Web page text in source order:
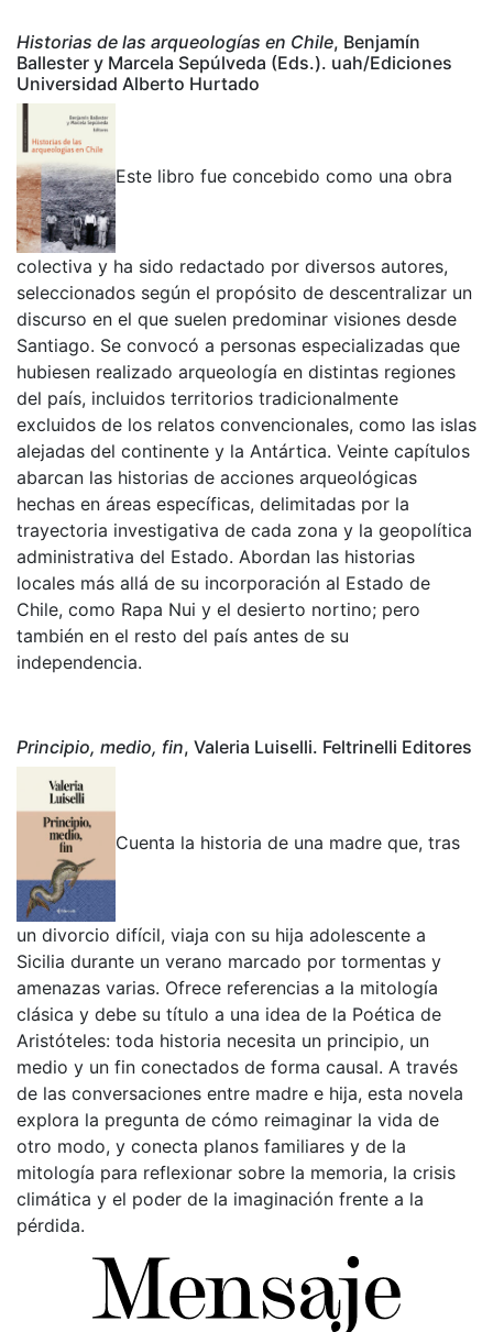
Historias de las arqueologías en Chile, Benjamín
Ballester y Marcela Sepúlveda (Eds.). uah/Ediciones
Universidad Alberto Hurtado
Este libro fue concebido como una obra
colectiva y ha sido redactado por diversos autores,
seleccionados según el propósito de descentralizar un
discurso en el que suelen predominar visiones desde
Santiago. Se convocó a personas especializadas que
hubiesen realizado arqueología en distintas regiones
del país, incluidos territorios tradicionalmente
excluidos de los relatos convencionales, como las islas
alejadas del continente y la Antártica. Veinte capítulos
abarcan las historias de acciones arqueológicas
hechas en áreas específicas, delimitadas por la
trayectoria investigativa de cada zona y la geopolítica
administrativa del Estado. Abordan las historias
locales más allá de su incorporación al Estado de
Chile, como Rapa Nui y el desierto nortino; pero
también en el resto del país antes de su
independencia.
Principio, medio, fin, Valeria Luiselli. Feltrinelli Editores
Cuenta la historia de una madre que, tras
un divorcio difícil, viaja con su hija adolescente a
Sicilia durante un verano marcado por tormentas y
amenazas varias. Ofrece referencias a la mitología
clásica y debe su título a una idea de la Poética de
Aristóteles: toda historia necesita un principio, un
medio y un fin conectados de forma causal. A través
de las conversaciones entre madre e hija, esta novela
explora la pregunta de cómo reimaginar la vida de
otro modo, y conecta planos familiares y de la
mitología para reflexionar sobre la memoria, la crisis
climática y el poder de la imaginación frente a la
pérdida.